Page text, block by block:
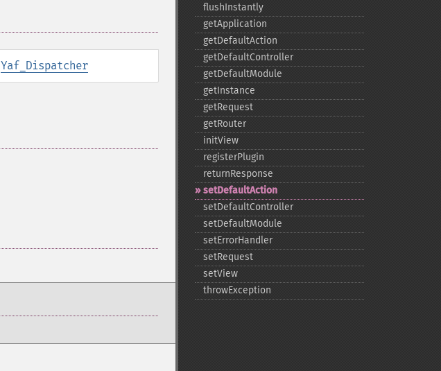
Yaf_Dispatcher
flushInstantly
getApplication
getDefaultAction
getDefaultController
getDefaultModule
getInstance
getRequest
getRouter
initView
registerPlugin
returnResponse
setDefaultAction
setDefaultController
setDefaultModule
setErrorHandler
setRequest
setView
throwException